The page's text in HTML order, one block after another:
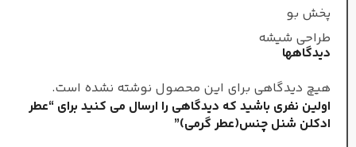
اکستریت د پرفیوم
پخش بو
طراحی شیشه
دیدگاهها
هیچ دیدگاهی برای این محصول نوشته نشده است.
اولین نفری باشید که دیدگاهی را ارسال می کنید برای “عطر
ادکلن شنل چنس(عطر گرمی)”